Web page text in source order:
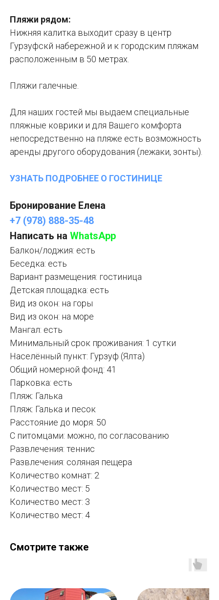
Пляжи рядом:
Нижняя калитка выходит сразу в центр
Гурзуфскй набережной и к городским пляжам
расположенным в 50 метрах.
Пляжи галечные.
Для наших гостей мы выдаем специальные
пляжные коврики и для Вашего комфорта
непосредственно на пляже есть возможность
аренды другого оборудования (лежаки, зонты).
УЗНАТЬ ПОДРОБНЕЕ О ГОСТИНИЦЕ
Бронирование Елена
+7 (978) 888-35-48
Написать на WhatsApp
Балкон/лоджия: есть
Беседка: есть
Вариант размещения: гостиница
Детская площадка: есть
Вид из окон: на горы
Вид из окон: на море
Мангал: есть
Минимальный срок проживания: 1 сутки
Населённый пункт: Гурзуф (Ялта)
Общий номерной фонд: 41
Парковка: есть
Пляж: Галька
Пляж: Галька и песок
Расстояние до моря: 50
С питомцами: можно, по согласованию
Развлечения: теннис
Развлечения: соляная пещера
Количество комнат: 2
Количество мест: 5
Количество мест: 3
Количество мест: 4
Смотрите также